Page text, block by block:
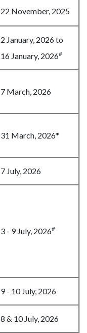
22 November, 2025
2 January, 2026 to
16 January, 2026#
7 March, 2026
31 March, 2026*
7 July, 2026
3 - 9 July, 2026#
9 - 10 July, 2026
8 & 10 July, 2026